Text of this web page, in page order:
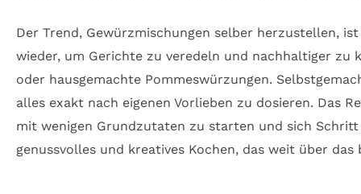
Der Trend, Gewürzmischungen selber herzustellen,
wieder, um Gerichte zu veredeln und nachhaltiger zu
oder hausgemachte Pommeswürzungen.
alles exakt nach eigenen Vorlieben zu dosieren. Das
mit wenigen Grundzutaten zu starten und sich
genussvolles und kreatives Kochen, das weit über